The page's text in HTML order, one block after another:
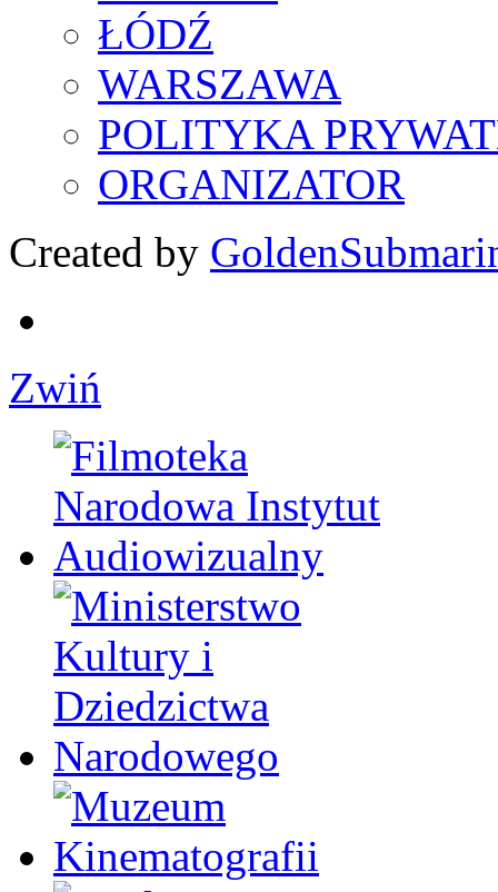
ŁÓDŹ
WARSZAWA
POLITYKA
ORGANIZATOR
Created by
Zwiń